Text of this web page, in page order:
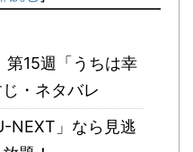
第15週「うちは幸
・ネタバレ
NEXT」なら見逃